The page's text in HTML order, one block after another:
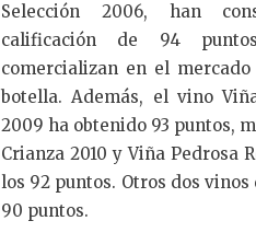
Selección 2006, han
calificación de 94
comercializan en el
botella. Además, el vino
2009 ha obtenido 93 puntos,
Crianza 2010 y Viña Pedrosa
los 92 puntos. Otros dos
90 puntos.